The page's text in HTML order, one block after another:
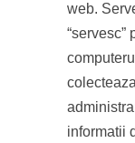
web.
informatii